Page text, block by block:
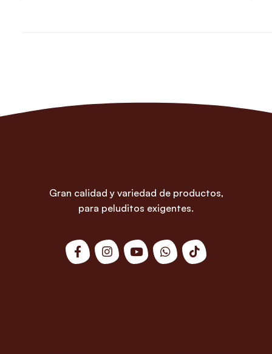
Gran calidad y variedad de productos,
para peluditos exigentes.